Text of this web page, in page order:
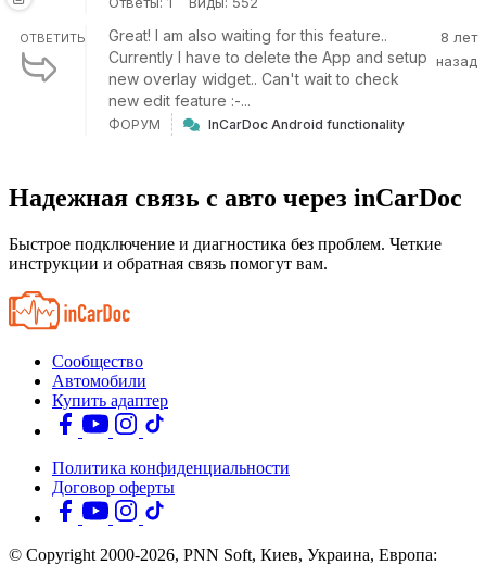
ОТВЕТИТЬ
Great! I am also waiting for this feature..
Currently I have to delete the App and setup
new overlay widget.. Can't wait to check
new edit feature :-...
8 лет
назад
ФОРУМ InCarDoc Android functionality
Надежная связь с авто через inCarDoc
Быстрое подключение и диагностика без проблем. Четкие
инструкции и обратная связь помогут вам.
Сообщество
Автомобили
Купить адаптер
Политика конфиденциальности
Договор оферты
© Copyright 2000-2026, PNN Soft, Киев, Украина, Европа: